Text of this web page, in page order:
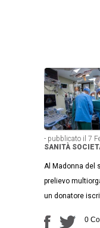
- pubblicato il 7
SANITÀ
Al Madonna del
prelievo
un donatore
0